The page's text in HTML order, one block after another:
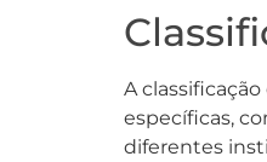
A
específicas,
diferentes